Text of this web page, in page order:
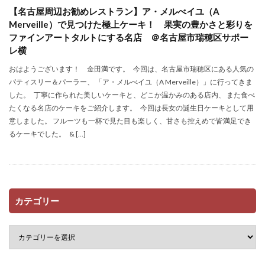
【名古屋周辺お勧めレストラン】ア・メルべイユ（A
Merveille）で見つけた極上ケーキ！ 果実の豊かさと彩りを
ファインアートタルトにする名店 ＠名古屋市瑞穂区サポー
レ横
おはようございます！ 金田満です。 今回は、名古屋市瑞穂区にある人気の
パティスリー＆パーラー、 「ア・メルべイユ（A Merveille）」に行ってきま
した。 丁寧に作られた美しいケーキと、どこか温かみのある店内、 また食べ
たくなる名店のケーキをご紹介します。 今回は長女の誕生日ケーキとして用
意しました。 フルーツも一杯で見た目も楽しく、甘さも控えめで皆満足でき
るケーキでした。 & […]
カテゴリー